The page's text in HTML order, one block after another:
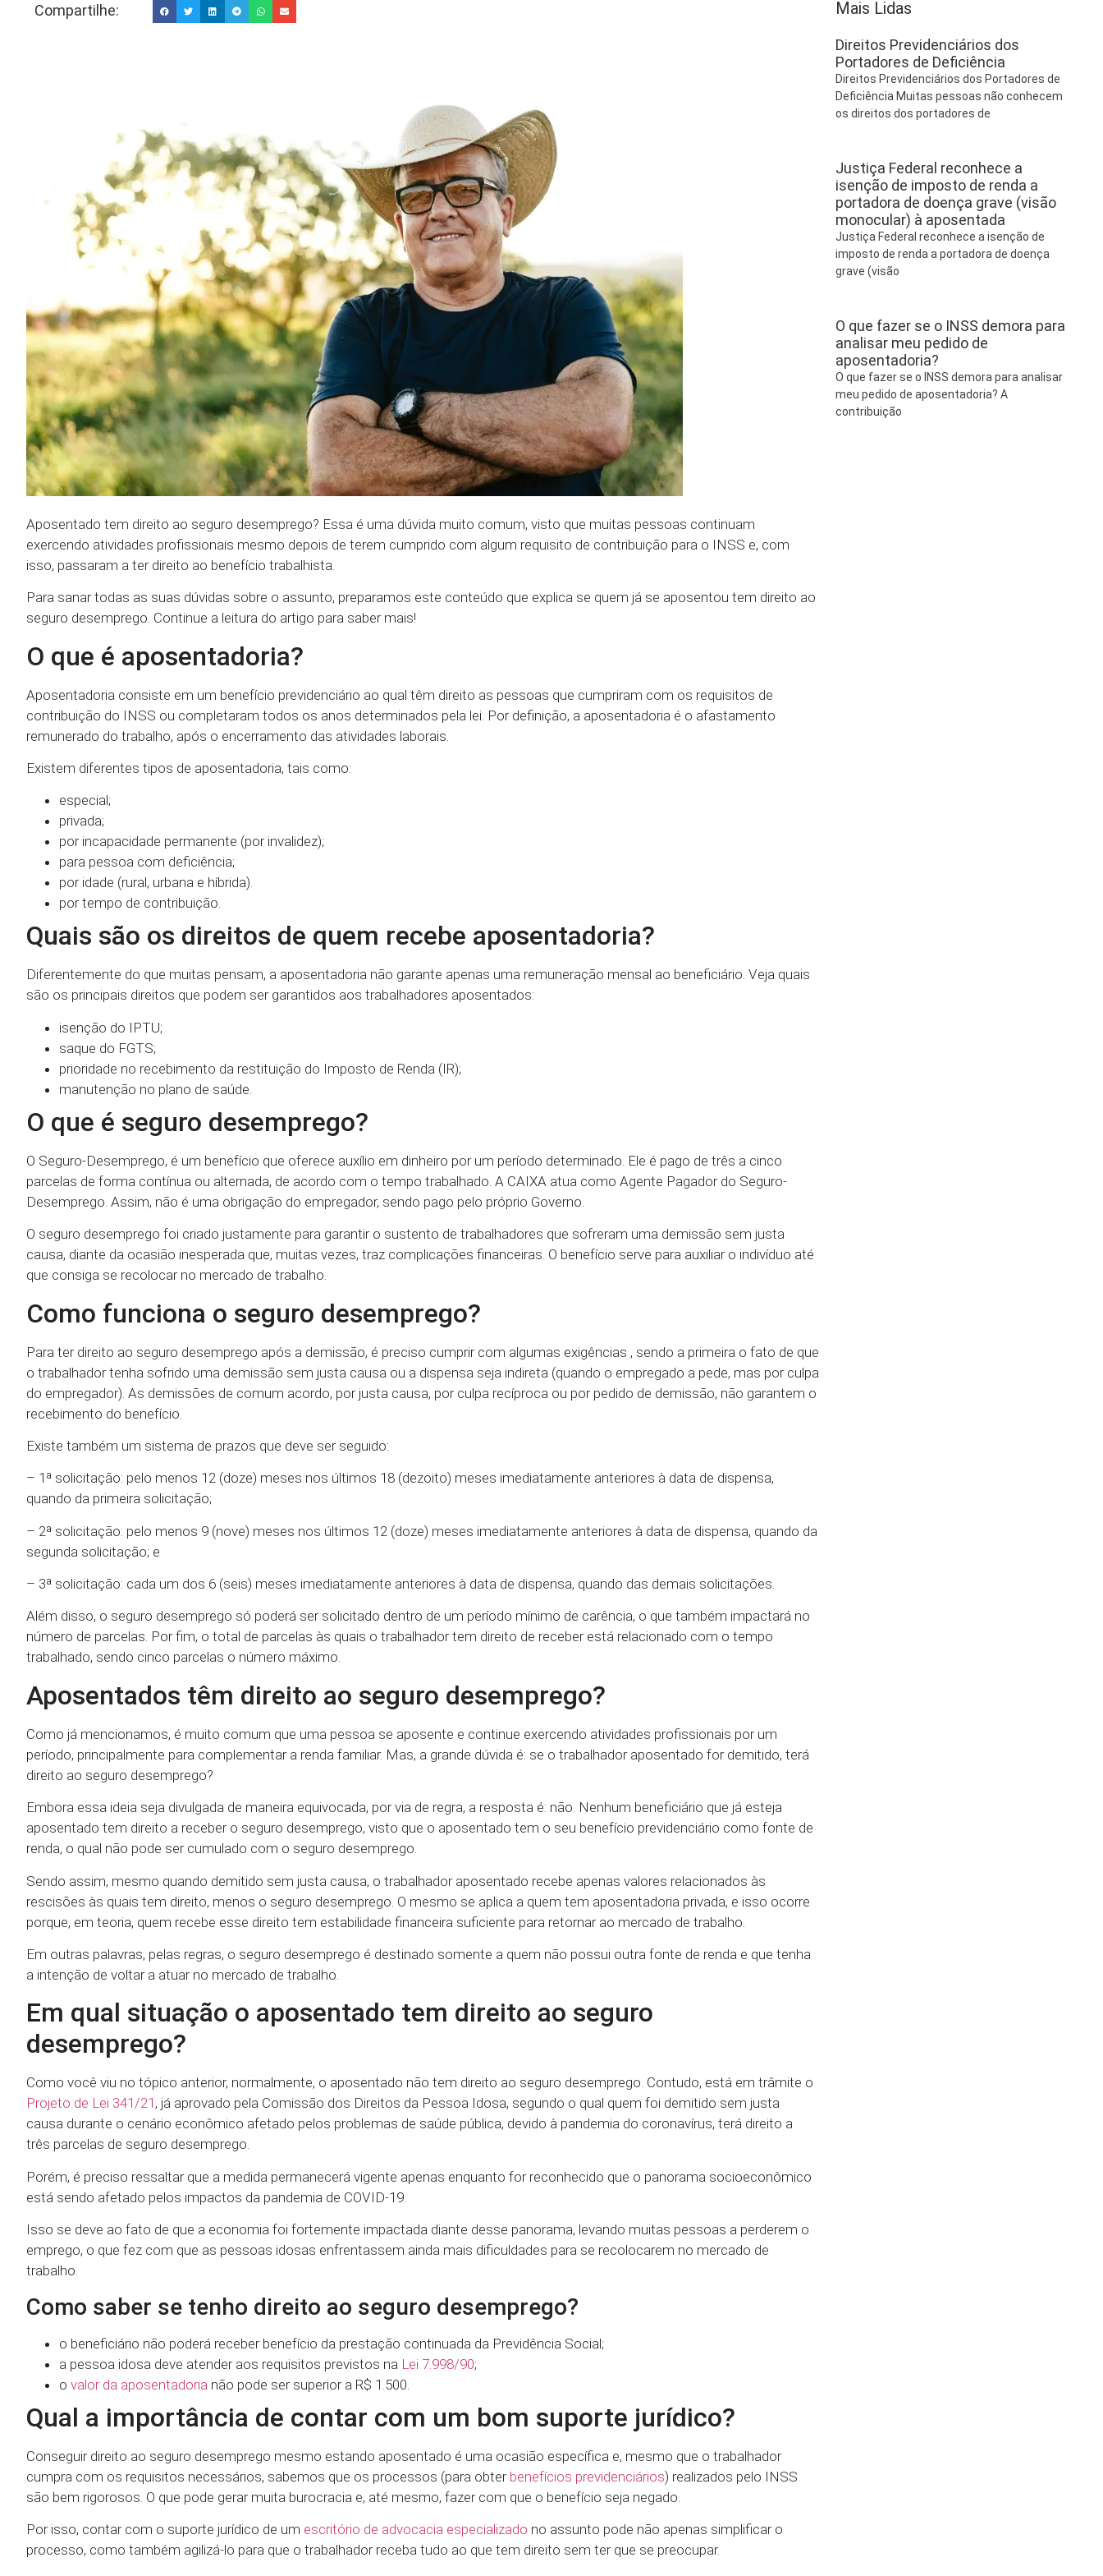
Compartilhe:
Aposentado tem direito ao seguro desemprego? Essa é uma dúvida muito comum, visto que muitas pessoas continuam
exercendo atividades profissionais mesmo depois de terem cumprido com algum requisito de contribuição para o INSS e, com
isso, passaram a ter direito ao benefício trabalhista.
Para sanar todas as suas dúvidas sobre o assunto, preparamos este conteúdo que explica se quem já se aposentou tem direito ao
seguro desemprego. Continue a leitura do artigo para saber mais!
O que é aposentadoria?
Aposentadoria consiste em um benefício previdenciário ao qual têm direito as pessoas que cumpriram com os requisitos de
contribuição do INSS ou completaram todos os anos determinados pela lei. Por definição, a aposentadoria é o afastamento
remunerado do trabalho, após o encerramento das atividades laborais.
Existem diferentes tipos de aposentadoria, tais como:
especial;
privada;
por incapacidade permanente (por invalidez);
para pessoa com deficiência;
por idade (rural, urbana e híbrida).
por tempo de contribuição.
Quais são os direitos de quem recebe aposentadoria?
Diferentemente do que muitas pensam, a aposentadoria não garante apenas uma remuneração mensal ao beneficiário. Veja quais
são os principais direitos que podem ser garantidos aos trabalhadores aposentados:
isenção do IPTU;
saque do FGTS;
prioridade no recebimento da restituição do Imposto de Renda (IR);
manutenção no plano de saúde.
O que é seguro desemprego?
O Seguro-Desemprego, é um benefício que oferece auxílio em dinheiro por um período determinado. Ele é pago de três a cinco
parcelas de forma contínua ou alternada, de acordo com o tempo trabalhado. A CAIXA atua como Agente Pagador do Seguro-
Desemprego. Assim, não é uma obrigação do empregador, sendo pago pelo próprio Governo.
O seguro desemprego foi criado justamente para garantir o sustento de trabalhadores que sofreram uma demissão sem justa
causa, diante da ocasião inesperada que, muitas vezes, traz complicações financeiras. O benefício serve para auxiliar o indivíduo até
que consiga se recolocar no mercado de trabalho.
Como funciona o seguro desemprego?
Para ter direito ao seguro desemprego após a demissão, é preciso cumprir com algumas exigências , sendo a primeira o fato de que
o trabalhador tenha sofrido uma demissão sem justa causa ou a dispensa seja indireta (quando o empregado a pede, mas por culpa
do empregador). As demissões de comum acordo, por justa causa, por culpa recíproca ou por pedido de demissão, não garantem o
recebimento do benefício.
Existe também um sistema de prazos que deve ser seguido:
– 1ª solicitação: pelo menos 12 (doze) meses nos últimos 18 (dezoito) meses imediatamente anteriores à data de dispensa,
quando da primeira solicitação;
– 2ª solicitação: pelo menos 9 (nove) meses nos últimos 12 (doze) meses imediatamente anteriores à data de dispensa, quando da
segunda solicitação; e
– 3ª solicitação: cada um dos 6 (seis) meses imediatamente anteriores à data de dispensa, quando das demais solicitações.​
Além disso, o seguro desemprego só poderá ser solicitado dentro de um período mínimo de carência, o que também impactará no
número de parcelas. Por fim, o total de parcelas às quais o trabalhador tem direito de receber está relacionado com o tempo
trabalhado, sendo cinco parcelas o número máximo.
Aposentados têm direito ao seguro desemprego?
Como já mencionamos, é muito comum que uma pessoa se aposente e continue exercendo atividades profissionais por um
período, principalmente para complementar a renda familiar. Mas, a grande dúvida é: se o trabalhador aposentado for demitido, terá
direito ao seguro desemprego?
Embora essa ideia seja divulgada de maneira equivocada, por via de regra, a resposta é: não. Nenhum beneficiário que já esteja
aposentado tem direito a receber o seguro desemprego, visto que o aposentado tem o seu benefício previdenciário como fonte de
renda, o qual não pode ser cumulado com o seguro desemprego.
Sendo assim, mesmo quando demitido sem justa causa, o trabalhador aposentado recebe apenas valores relacionados às
rescisões às quais tem direito, menos o seguro desemprego. O mesmo se aplica a quem tem aposentadoria privada, e isso ocorre
porque, em teoria, quem recebe esse direito tem estabilidade financeira suficiente para retornar ao mercado de trabalho.
Em outras palavras, pelas regras, o seguro desemprego é destinado somente a quem não possui outra fonte de renda e que tenha
a intenção de voltar a atuar no mercado de trabalho.
Em qual situação o aposentado tem direito ao seguro
desemprego?
Como você viu no tópico anterior, normalmente, o aposentado não tem direito ao seguro desemprego. Contudo, está em trâmite o
Projeto de Lei 341/21 , já aprovado pela Comissão dos Direitos da Pessoa Idosa, segundo o qual quem foi demitido sem justa
causa durante o cenário econômico afetado pelos problemas de saúde pública, devido à pandemia do coronavírus, terá direito a
três parcelas de seguro desemprego.
Porém, é preciso ressaltar que a medida permanecerá vigente apenas enquanto for reconhecido que o panorama socioeconômico
está sendo afetado pelos impactos da pandemia de COVID-19.
Isso se deve ao fato de que a economia foi fortemente impactada diante desse panorama, levando muitas pessoas a perderem o
emprego, o que fez com que as pessoas idosas enfrentassem ainda mais dificuldades para se recolocarem no mercado de
trabalho.
Como saber se tenho direito ao seguro desemprego?
o beneficiário não poderá receber benefício da prestação continuada da Previdência Social;
a pessoa idosa deve atender aos requisitos previstos na Lei 7.998/90;
o valor da aposentadoria não pode ser superior a R$ 1.500.
Qual a importância de contar com um bom suporte jurídico?
Conseguir direito ao seguro desemprego mesmo estando aposentado é uma ocasião específica e, mesmo que o trabalhador
cumpra com os requisitos necessários, sabemos que os processos (para obter benefícios previdenciários) realizados pelo INSS
são bem rigorosos. O que pode gerar muita burocracia e, até mesmo, fazer com que o benefício seja negado.
Por isso, contar com o suporte jurídico de um escritório de advocacia especializado no assunto pode não apenas simplificar o
processo, como também agilizá-lo para que o trabalhador receba tudo ao que tem direito sem ter que se preocupar.
Mais Lidas
Direitos Previdenciários dos
Portadores de Deficiência
Direitos Previdenciários dos Portadores de
Deficiência Muitas pessoas não conhecem
os direitos dos portadores de
Justiça Federal reconhece a
isenção de imposto de renda a
portadora de doença grave (visão
monocular) à aposentada
Justiça Federal reconhece a isenção de
imposto de renda a portadora de doença
grave (visão
O que fazer se o INSS demora para
analisar meu pedido de
aposentadoria?
O que fazer se o INSS demora para analisar
meu pedido de aposentadoria? A
contribuição